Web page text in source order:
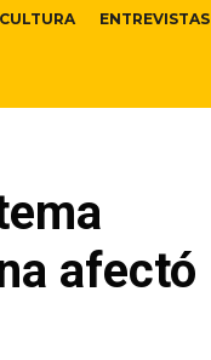
CULTURA ENTREVISTAS
afectó